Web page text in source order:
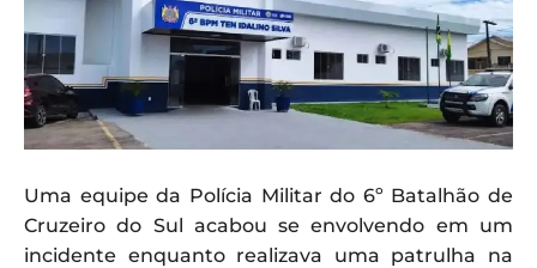
Uma equipe da Polícia Militar do 6º Batalhão de
Cruzeiro do Sul acabou se envolvendo em um
incidente enquanto realizava uma patrulha na